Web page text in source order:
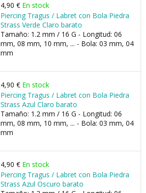
4,90 € En stock
Piercing Tragus / Labret con Bola Piedra
Strass Verde Claro barato
Tamaño: 1.2 mm / 16 G - Longitud: 06
mm, 08 mm, 10 mm, ... - Bola: 03 mm, 04
mm
4,90 € En stock
Piercing Tragus / Labret con Bola Piedra
Strass Azul Claro barato
Tamaño: 1.2 mm / 16 G - Longitud: 06
mm, 08 mm, 10 mm, ... - Bola: 03 mm, 04
mm
4,90 € En stock
Piercing Tragus / Labret con Bola Piedra
Strass Azul Oscuro barato